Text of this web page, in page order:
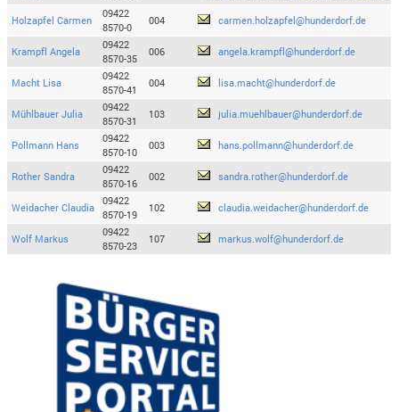
Holzapfel Carmen
09422
8570-0
004 carmen.holzapfel@hunderdorf.de
Krampfl Angela
09422
8570-35
006 angela.krampfl@hunderdorf.de
Macht Lisa
09422
8570-41
004 lisa.macht@hunderdorf.de
Mühlbauer Julia
09422
8570-31
103 julia.muehlbauer@hunderdorf.de
Pollmann Hans
09422
8570-10
003 hans.pollmann@hunderdorf.de
Rother Sandra
09422
8570-16
002 sandra.rother@hunderdorf.de
Weidacher Claudia
09422
8570-19
102 claudia.weidacher@hunderdorf.de
Wolf Markus
09422
8570-23
107 markus.wolf@hunderdorf.de